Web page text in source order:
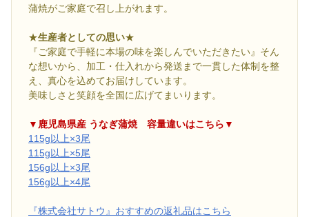
蒲焼がご家庭で召し上がれます。
★生産者としての思い★
『ご家庭で手軽に本場の味を楽しんでいただきたい』そん
な想いから、加工・仕入れから発送まで一貫した体制を整
え、真心を込めてお届けしています。
美味しさと笑顔を全国に広げてまいります。
▼鹿児島県産 うなぎ蒲焼 容量違いはこちら▼
115g以上×3尾
115g以上×5尾
156g以上×3尾
156g以上×4尾
『株式会社サトウ』おすすめの返礼品はこちら